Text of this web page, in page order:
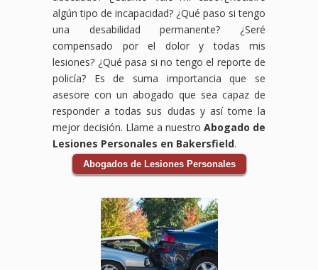
reclamar
los
daños
por
tus
lesiones,
gastos
médicos,
pérdida
de
ingresos
y
perjuicio
hayas
sufrido.
médicos,
perdidos,
daños
al
vehículo
y
cualquier
otra
pérdida
relacionada
con
el
Los
accidentes
de
auto
pueden
ser
tu
accidente
laboral.
Sabemos
que
enfrentar
accidente
en
el
trabajo
puede
ser
pero
no
tienes
que
hacerlo
solo.
Bicicleta
en
Lynwood,
Downey,
CA,
estamos
comprometidos
a
ayudarte
a
obtener
la
compensación
necesitas
para
cubrir
gastos
médicos,
pérdida
aquí
ayudarte
a
obtener
la
compensación
que
mereces
por
tus
lesiones,
gastos
salarios
perdidos
y
daños
a tu
vehículo.
CA,
estamos
aquí
para
proteger
tus
derechos
y
ayudarte
a
obtener
el
apoyo
que
necesitas
para
cubrir
gastos
médicos,
algún tipo de incapacidad? ¿Qué paso si tengo
una desabilidad permanente? ¿Seré
compensado por el dolor y todas mis
lesiones? ¿Qué pasa si no tengo el reporte de
policía? Es de suma importancia que se
asesore con un abogado que sea capaz de
responder a todas sus dudas y así tome la
mejor decisión. Llame a nuestro Abogado de
Lesiones Personales en Bakersfield.
Abogados de Lesiones Personales